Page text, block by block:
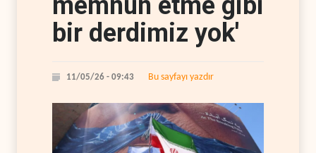
bir derdimiz yok'
11/05/26 - 09:43 Bu sayfayı yazdır